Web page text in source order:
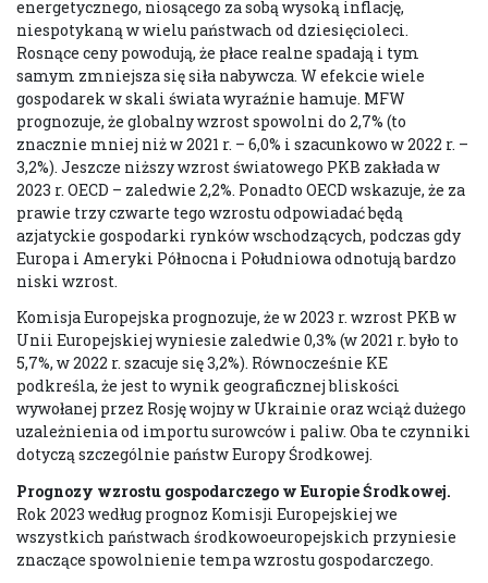
energetycznego, niosącego za sobą wysoką inflację,
niespotykaną w wielu państwach od dziesięcioleci.
Rosnące ceny powodują, że płace realne spadają i tym
samym zmniejsza się siła nabywcza. W efekcie wiele
gospodarek w skali świata wyraźnie hamuje. MFW
prognozuje, że globalny wzrost spowolni do 2,7% (to
znacznie mniej niż w 2021 r. – 6,0% i szacunkowo w 2022 r. –
3,2%). Jeszcze niższy wzrost światowego PKB zakłada w
2023 r. OECD – zaledwie 2,2%. Ponadto OECD wskazuje, że za
prawie trzy czwarte tego wzrostu odpowiadać będą
azjatyckie gospodarki rynków wschodzących, podczas gdy
Europa i Ameryki Północna i Południowa odnotują bardzo
niski wzrost.
Komisja Europejska prognozuje, że w 2023 r. wzrost PKB w
Unii Europejskiej wyniesie zaledwie 0,3% (w 2021 r. było to
5,7%, w 2022 r. szacuje się 3,2%). Równocześnie KE
podkreśla, że jest to wynik geograficznej bliskości
wywołanej przez Rosję wojny w Ukrainie oraz wciąż dużego
uzależnienia od importu surowców i paliw. Oba te czynniki
dotyczą szczególnie państw Europy Środkowej.
Prognozy wzrostu gospodarczego w Europie Środkowej.
Rok 2023 według prognoz Komisji Europejskiej we
wszystkich państwach środkowoeuropejskich przyniesie
znaczące spowolnienie tempa wzrostu gospodarczego.